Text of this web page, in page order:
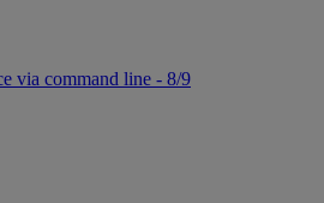
via command line - 8/9